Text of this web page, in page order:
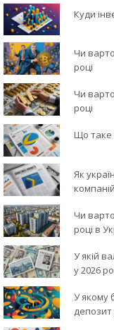
Куди
Чи варто
році
Чи
році
Що таке
Як
Чи
році в
У якій
у 2026
У якому
депозит